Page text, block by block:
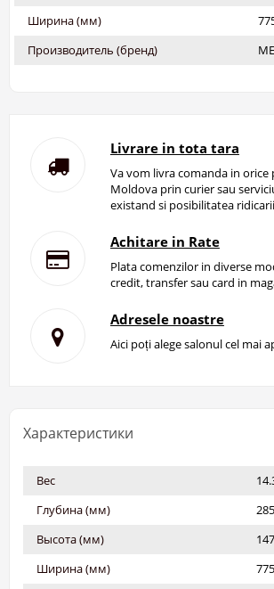
Ширина (мм)
Производитель (бренд)
Livrare in tota tara
Va vom livra comanda in orice
Moldova prin curier sau
existand si posibilitatea
Achitare in Rate
Plata comenzilor in diverse
credit, transfer sau card in
Adresele noastre
Aici poți alege salonul cel mai
Характеристики
Вес
Глубина (мм)
285
Высота (мм)
Ширина (мм)
775